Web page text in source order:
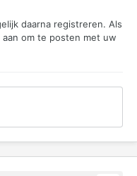
daarna registreren. Als
om te posten met uw